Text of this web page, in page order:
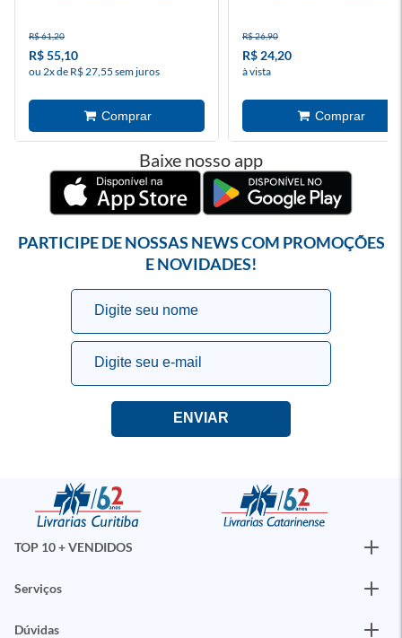
R$ 61,20
R$ 55,10
ou 2x de R$ 27,55 sem juros
R$ 26,90
R$ 24,20
à vista
Baixe nosso app
PARTICIPE DE NOSSAS NEWS COM PROMOÇÕES
E NOVIDADES!
TOP 10 + VENDIDOS
Serviços
Dúvidas